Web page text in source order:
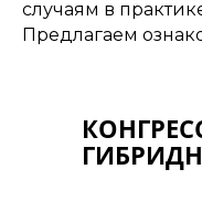
случаям в
Предлагаем